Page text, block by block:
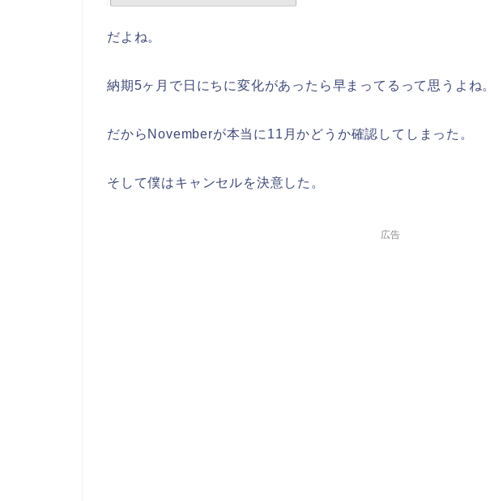
だよね。
納期5ヶ月で日にちに変化があったら早まってるって思うよね。
だからNovemberが本当に11月かどうか確認してしまった。
そして僕はキャンセルを決意した。
広告